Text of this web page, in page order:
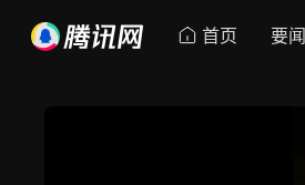
首页 要闻